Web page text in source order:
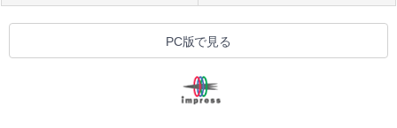
PC版で見る